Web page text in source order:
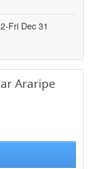
Fri Dec 31
Araripe